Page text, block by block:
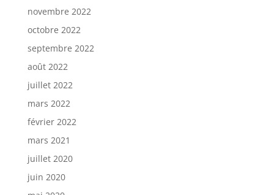
novembre 2022
octobre 2022
septembre 2022
août 2022
juillet 2022
mars 2022
février 2022
mars 2021
juillet 2020
juin 2020